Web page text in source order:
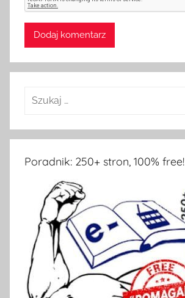
Szukaj:
Poradnik: 250+ stron, 100% free!